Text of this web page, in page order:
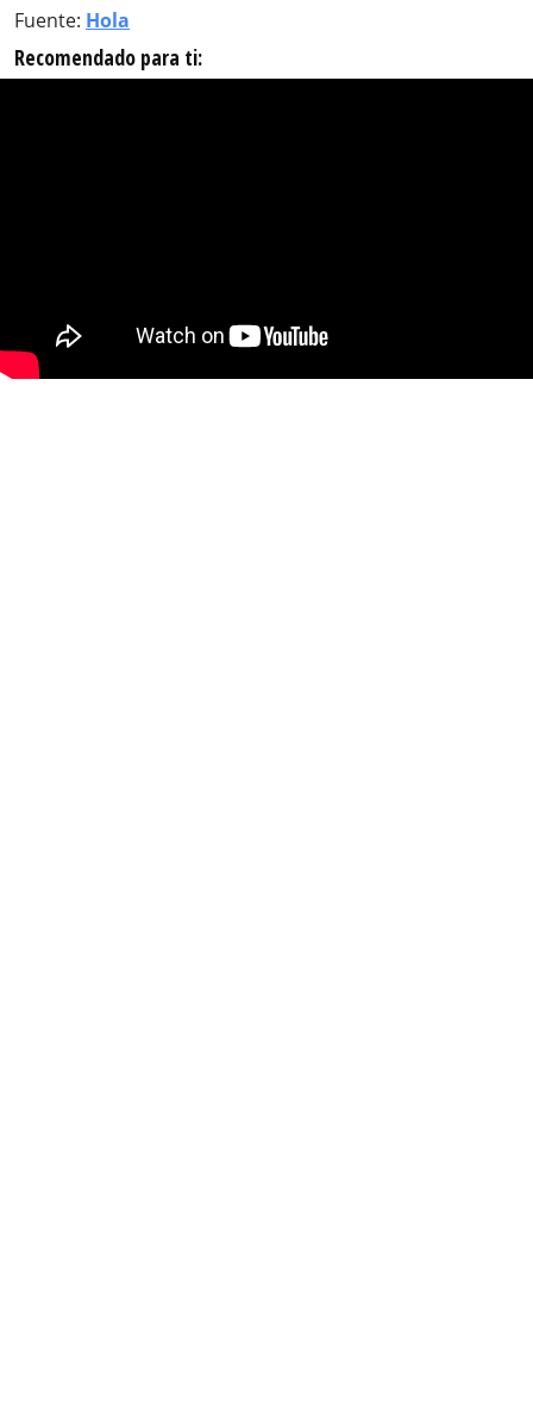
Fuente: Hola
Recomendado para ti: